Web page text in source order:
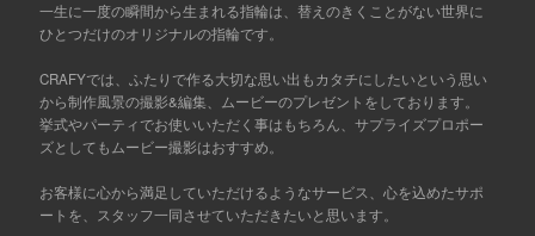
一生に一度の瞬間から生まれる指輪は、替えのきくことがない世界に
ひとつだけのオリジナルの指輪です。
CRAFYでは、ふたりで作る大切な思い出もカタチにしたいという思い
から制作風景の撮影&編集、ムービーのプレゼントをしております。
挙式やパーティでお使いいただく事はもちろん、サプライズプロポー
ズとしてもムービー撮影はおすすめ。
お客様に心から満足していただけるようなサービス、心を込めたサポ
ートを、スタッフ一同させていただきたいと思います。